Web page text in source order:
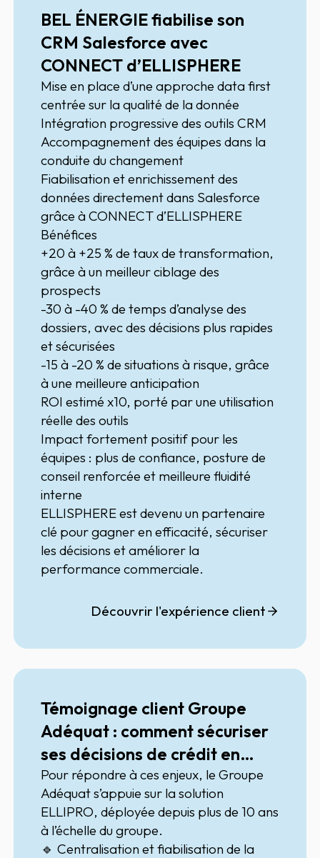
outil.
BEL ÉNERGIE fiabilise son
CRM Salesforce avec
CONNECT d’ELLISPHERE
Mise en place d’une approche data first
centrée sur la qualité de la donnée
Intégration progressive des outils CRM
Accompagnement des équipes dans la
conduite du changement
Fiabilisation et enrichissement des
données directement dans Salesforce
grâce à CONNECT d’ELLISPHERE
Bénéfices
+20 à +25 % de taux de transformation,
grâce à un meilleur ciblage des
prospects
-30 à -40 % de temps d’analyse des
dossiers, avec des décisions plus rapides
et sécurisées
-15 à -20 % de situations à risque, grâce
à une meilleure anticipation
ROI estimé x10, porté par une utilisation
réelle des outils
Impact fortement positif pour les
équipes : plus de confiance, posture de
conseil renforcée et meilleure fluidité
interne
ELLISPHERE est devenu un partenaire
clé pour gagner en efficacité, sécuriser
les décisions et améliorer la
performance commerciale.
Découvrir l'expérience client
Témoignage client Groupe
Adéquat : comment sécuriser
ses décisions de crédit en
temps réel avec ELLIPRO
Pour répondre à ces enjeux, le Groupe
Adéquat s’appuie sur la solution
ELLIPRO, déployée depuis plus de 10 ans
à l’échelle du groupe.
🔹 Centralisation et fiabilisation de la